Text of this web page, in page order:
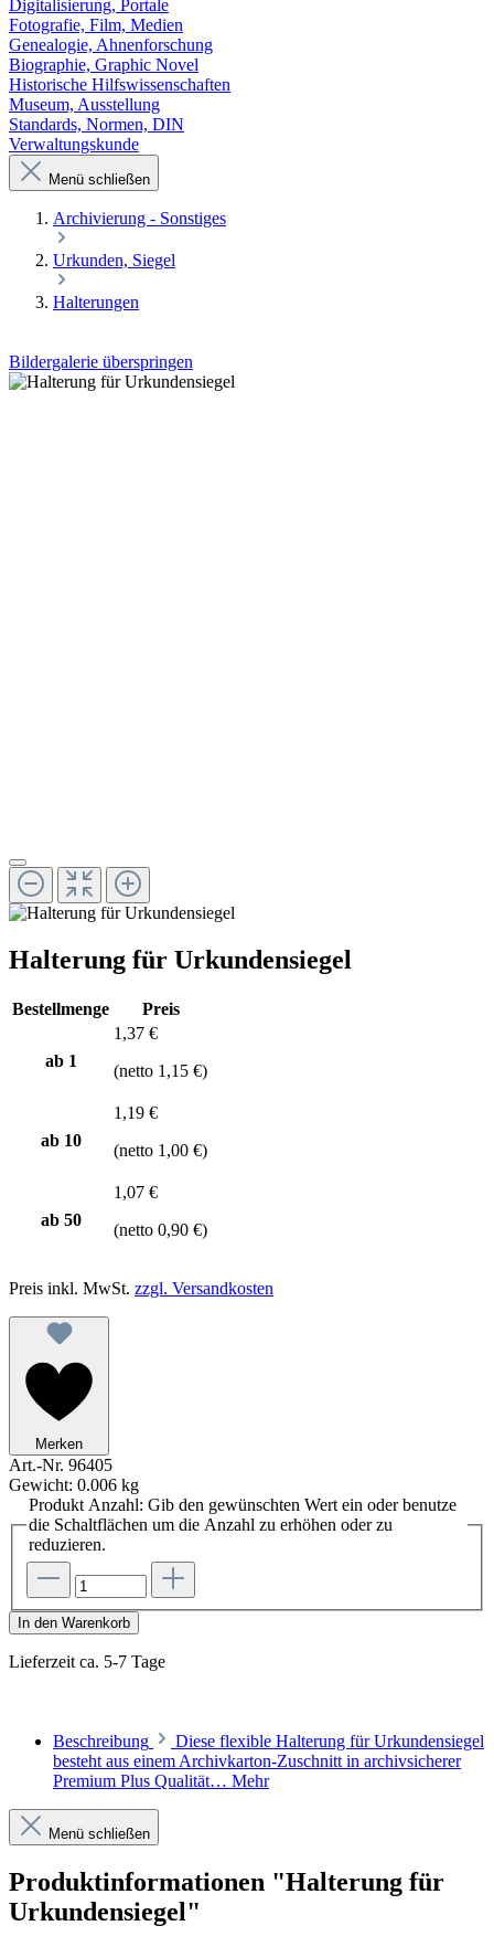
Digitalisierung, Portale
Fotografie, Film, Medien
Genealogie, Ahnenforschung
Biographie, Graphic Novel
Historische Hilfswissenschaften
Museum, Ausstellung
Standards, Normen, DIN
Verwaltungskunde
Menü schließen
Archivierung - Sonstiges
Urkunden, Siegel
Halterungen
Bildergalerie überspringen
Halterung für Urkundensiegel
Bestellmenge Preis
ab 1
1,37 €
(netto 1,15 €)
ab 10
1,19 €
(netto 1,00 €)
ab 50
1,07 €
(netto 0,90 €)
Preis inkl. MwSt. zzgl. Versandkosten
Merken
Art.-Nr. 96405
Gewicht: 0.006 kg
Produkt Anzahl: Gib den gewünschten Wert ein oder benutze
die Schaltflächen um die Anzahl zu erhöhen oder zu
reduzieren.
In den Warenkorb
Lieferzeit ca. 5-7 Tage
Beschreibung
Diese flexible Halterung für Urkundensiegel
besteht aus einem Archivkarton-Zuschnitt in archivsicherer
Premium Plus Qualität… Mehr
Menü schließen
Produktinformationen "Halterung für
Urkundensiegel"